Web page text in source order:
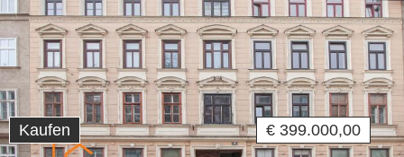
Kaufen € 399.000,00